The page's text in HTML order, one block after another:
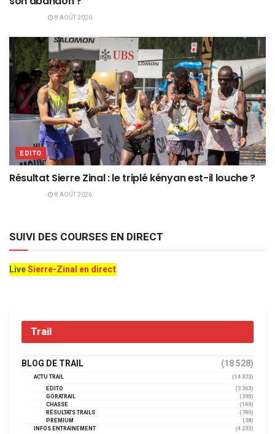
8 AOÛT 2026
EDITO
Résultat Sierre Zinal : le triplé kényan est-il louche ?
8 AOÛT 2026
SUIVI DES COURSES EN DIRECT
LiveSierre-Zinal en direct
Trail
BLOG DE TRAIL (18 528)
ACTU TRAIL
(14 323)
EDITO
(3 363)
GORATRAIL
(390)
CHASSE
(149)
RÉSULTATS TRAILS
(740)
PREMIUM
(38)
INFOS ENTRAINEMENT
(4 233)